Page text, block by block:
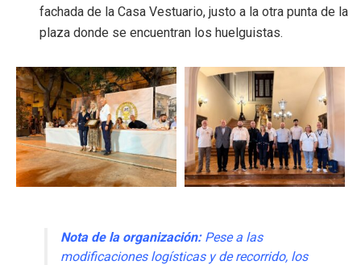
fachada de la Casa Vestuario, justo a la otra punta de la
plaza donde se encuentran los huelguistas.
Nota de la organización:Pese a las
modificaciones logísticas y de recorrido, los